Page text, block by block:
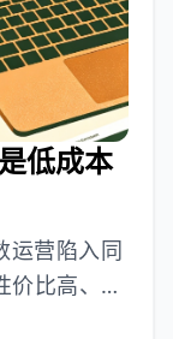
低成本
运营陷入同
价比高、竞